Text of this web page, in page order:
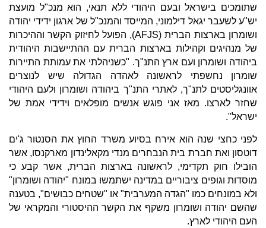
שתומכים בישראל ובעם היהודי ללא תנאי, הוא מנכ"ל מועצת
יש"ע לשעבר יגאל דילמוני, המייסד והמנכ"ל של ארגון ידידי יהודה
ושומרון בארצות הברית (AFJS), הפועל לחיזוק הקשר וההיכרות
של מנהיגים וקהילות בארצות הברית עם ההתיישבות היהודית
ביהודה ושומרון ועם ארץ התנ"ך. "כשניהלתי את עמותת התיירות
שומרון נחשפתי לראשונה לאהדה הגדולה שיש לנוצרים
אוונגליסטים לתנ"ך, לאתרי התנ"ך ביהודה ושומרון ולעם היהודי
שחזר לארצו. מאז אני פוגש אנשים מופלאים וידידי אמת של
ישראל".
לפני כחצי שנה הוא אירח בסיוע משרד החוץ את הסנטור ג'ים
דוטסון ואת חברת בית הנבחרים מנדי מקאלינדון מארקנסו, אשר
הובילו חוק תקדימי, לראשונה בארצות הברית, אשר קבע כי
מוסדות וגופים ציבוריים במדינה ישתמשו במונח "יהודה ושומרון"
ולא במונחים כמו "הגדה המערבית" או "שטחים כבושים", בטענה
שהשם יהודה ושומרון משקף את הקשר ההיסטורי והמקראי של
העם היהודי לארץ.